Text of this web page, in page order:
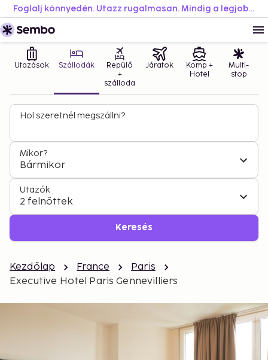
Foglalj könnyedén. Utazz rugalmasan. Mindig a legjobb áron.
Utazások Szállodák
Repülő
+
szálloda
Járatok
Komp +
Hotel
Multi-
stop
Hol szeretnél megszállni?
Mikor?
Bármikor
Utazók
2 felnőttek
Keresés
Kezdőlap France
Paris
Executive Hotel Paris Gennevilliers